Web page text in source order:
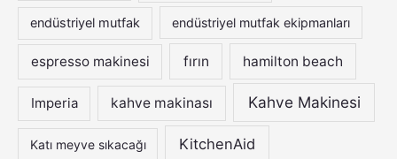
endüstriyel mutfak endüstriyel mutfak ekipmanları
espresso makinesi fırın hamilton beach
Imperia kahve makinası Kahve Makinesi
Katı meyve sıkacağı KitchenAid